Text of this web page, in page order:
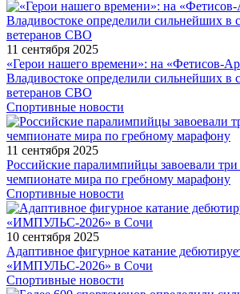
11 сентября 2025
«Герои нашего времени»: на «Фетисов-
Владивостоке определили сильнейших в
ветеранов СВО
Спортивные новости
11 сентября 2025
Российские паралимпийцы завоевали
чемпионате мира по гребному марафону
Спортивные новости
10 сентября 2025
Адаптивное фигурное катание
«ИМПУЛЬС-2026» в Сочи
Спортивные новости